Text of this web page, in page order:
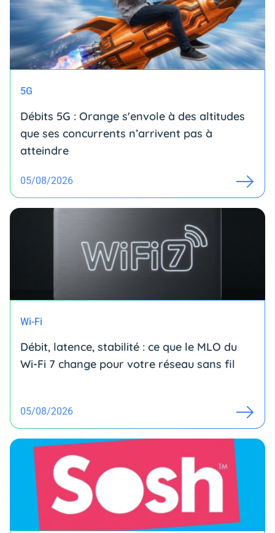
5G
Débits 5G : Orange s'envole à des altitudes
que ses concurrents n’arrivent pas à
atteindre
05/08/2026
Wi-Fi
Débit, latence, stabilité : ce que le MLO du
Wi-Fi 7 change pour votre réseau sans fil
05/08/2026